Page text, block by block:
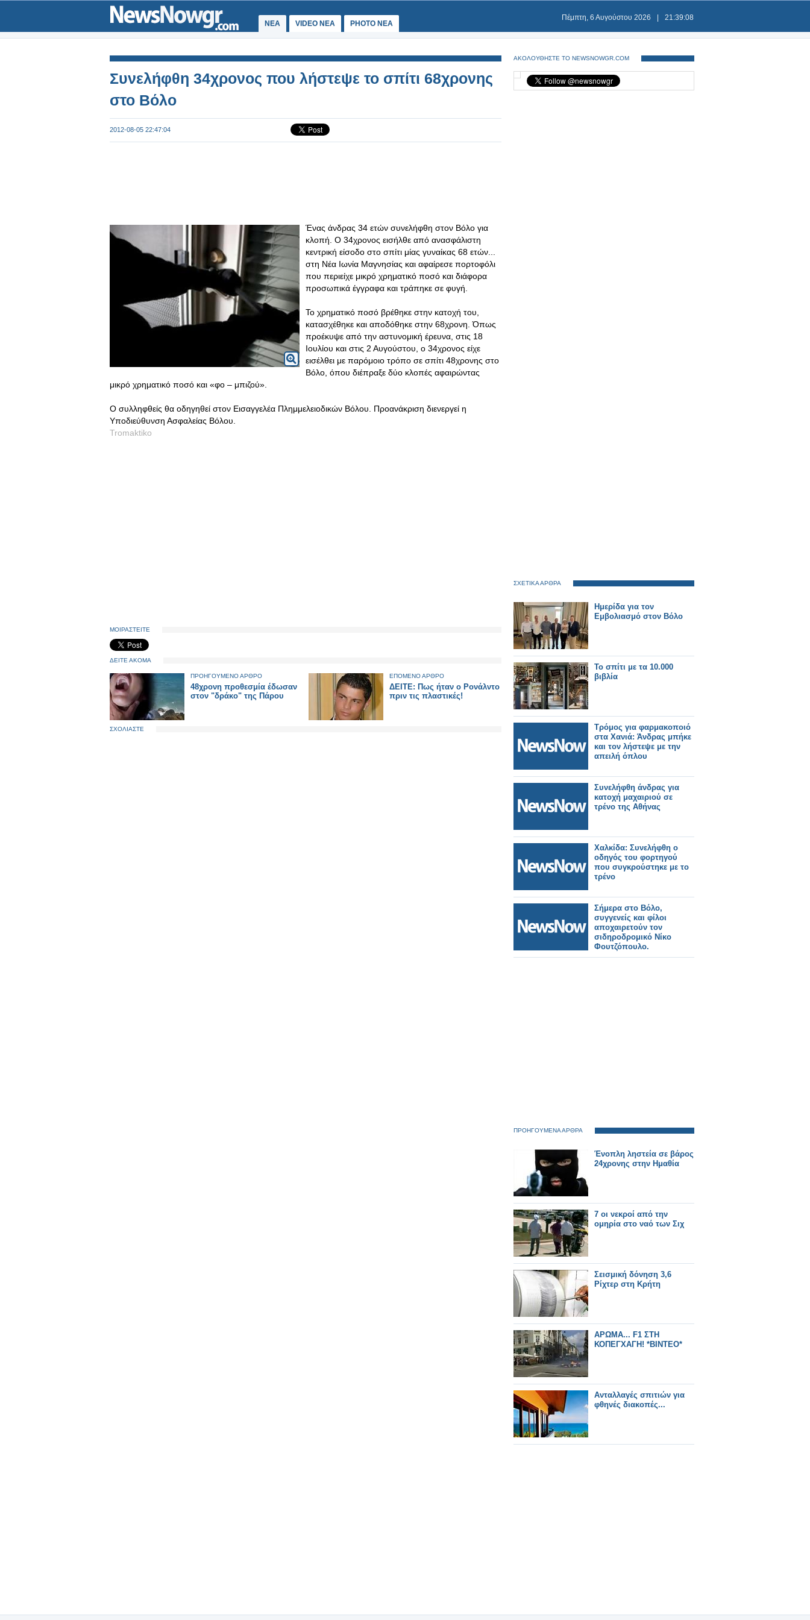
ΝΕΑ VIDEO NEA PHOTO NEA
Πέμπτη, 6 Αυγούστου 2026 21:39:08
Συνελήφθη 34χρονος που λήστεψε το σπίτι 68χρονης
στο Βόλο
2012-08-05 22:47:04
Ένας άνδρας 34 ετών συνελήφθη στον Βόλο για
κλοπή. Ο 34χρονος εισήλθε από ανασφάλιστη
κεντρική είσοδο στο σπίτι μίας γυναίκας 68 ετών...
στη Νέα Ιωνία Μαγνησίας και αφαίρεσε πορτοφόλι
που περιείχε μικρό χρηματικό ποσό και διάφορα
προσωπικά έγγραφα και τράπηκε σε φυγή.
Το χρηματικό ποσό βρέθηκε στην κατοχή του,
κατασχέθηκε και αποδόθηκε στην 68χρονη. Όπως
προέκυψε από την αστυνομική έρευνα, στις 18
Ιουλίου και στις 2 Αυγούστου, ο 34χρονος είχε
εισέλθει με παρόμοιο τρόπο σε σπίτι 48χρονης στο
Βόλο, όπου διέπραξε δύο κλοπές αφαιρώντας
μικρό χρηματικό ποσό και «φο – μπιζού».
Ο συλληφθείς θα οδηγηθεί στον Εισαγγελέα Πλημμελειοδικών Βόλου. Προανάκριση διενεργεί η
Υποδιεύθυνση Ασφαλείας Βόλου.
Tromaktiko
ΜΟΙΡΑΣΤΕΙΤΕ
ΔΕΙΤΕ ΑΚΟΜΑ
ΠΡΟΗΓΟΥΜΕΝΟ ΑΡΘΡΟ
48χρονη προθεσμία έδωσαν
στον "δράκο" της Πάρου
ΕΠΟΜΕΝΟ ΑΡΘΡΟ
ΔΕΙΤΕ: Πως ήταν ο Ρονάλντο
πριν τις πλαστικές!
ΣΧΟΛΙΑΣΤΕ
ΑΚΟΛΟΥΘΗΣΤΕ ΤΟ NEWSNOWGR.COM
ΣΧΕΤΙΚΑ ΑΡΘΡΑ
Ημερίδα για τον
Εμβολιασμό στον Βόλο
Το σπίτι με τα 10.000
βιβλία
Tρόμος για φαρμακοποιό
στα Χανιά: Άνδρας μπήκε
και τον λήστεψε με την
απειλή όπλου
Συνελήφθη άνδρας για
κατοχή μαχαιριού σε
τρένο της Αθήνας
Χαλκίδα: Συνελήφθη ο
οδηγός του φορτηγού
που συγκρούστηκε με το
τρένο
Σήμερα στο Βόλο,
συγγενείς και φίλοι
αποχαιρετούν τον
σιδηροδρομικό Νίκο
Φουτζόπουλο.
ΠΡΟΗΓΟΥΜΕΝΑ ΑΡΘΡΑ
Ένοπλη ληστεία σε βάρος
24χρονης στην Ημαθία
7 οι νεκροί από την
ομηρία στο ναό των Σιχ
Σεισμική δόνηση 3,6
Ρίχτερ στη Κρήτη
ΑΡΩΜΑ... F1 ΣΤΗ
ΚΟΠΕΓΧΑΓΗ! *ΒΙΝΤΕΟ*
Ανταλλαγές σπιτιών για
φθηνές διακοπές...